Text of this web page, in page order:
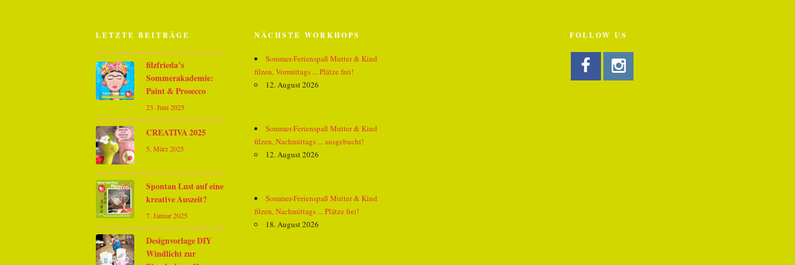
LETZTE BEITRÄGE
filzfrieda’s
Sommerakademie:
Paint & Prosecco
23. Juni 2025
CREATIVA 2025
5. März 2025
Spontan Lust auf eine
kreative Auszeit?
7. Januar 2025
Designvorlage DIY
Windlicht zur
NÄCHSTE WORKHOPS
Sommer-Ferienspaß Mutter & Kind
filzen, Vormittags ... Plätze frei!
12. August 2026
Sommer-Ferienspaß Mutter & Kind
filzen, Nachmittags ... ausgebucht!
12. August 2026
Sommer-Ferienspaß Mutter & Kind
filzen, Nachmittags ... Plätze frei!
18. August 2026
FOLLOW US